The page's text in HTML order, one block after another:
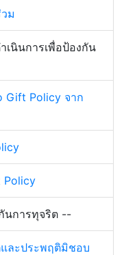
ม
เนินการเพื่อป้องกัน
Gift Policy จาก
Policy
นการทุจริต --
และประพฤติมิชอบ